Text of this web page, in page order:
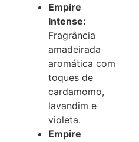
Empire
Intense:
Fragrância
amadeirada
aromática com
toques de
cardamomo,
lavandim e
violeta.
Empire